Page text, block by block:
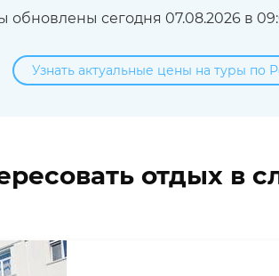
обновлены сегодня 07.08.2026 в
Узнать актуальные цены на туры по
отдых в